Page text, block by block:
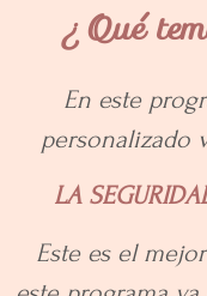
¿Qué
En este
personalizado
LA
Este es el